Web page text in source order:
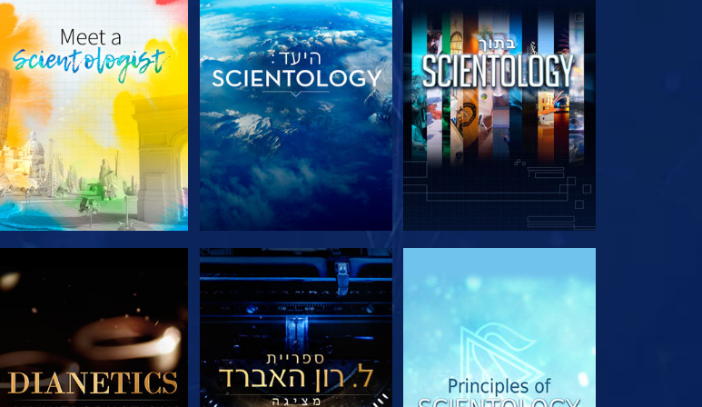
בדוק את הסדרה בדוק את הסדרה בדוק את הסדרה